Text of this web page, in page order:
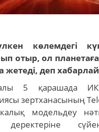
көлемдегі
отыр, ол
жетеді, деп
5 қарашада
зертханасының
модельдеу
деректеріне